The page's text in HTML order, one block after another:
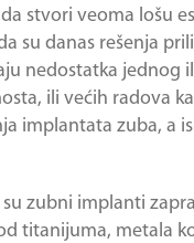
stvori veoma lošu
su danas rešenja
nedostatka jednog
ili većih radova
implantata zuba, a
zubni implanti
titanijuma, metala